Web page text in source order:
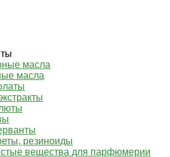
масла
масла
резиноиды
вещества для парфюмерии